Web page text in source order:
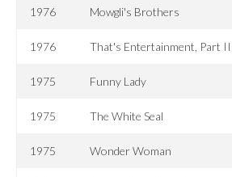
1976 Mowgli's Brothers
1976 That's Entertainment, Part II
1975 Funny Lady
1975 The White Seal
1975 Wonder Woman